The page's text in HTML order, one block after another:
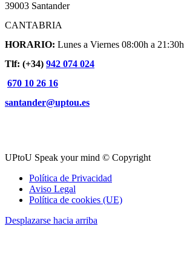
39003 Santander
CANTABRIA
HORARIO: Lunes a Viernes 08:00h a 21:30h
Tlf: (+34) 942 074 024
670 10 26 16
santander@uptou.es
UPtoU Speak your mind © Copyright
Política de Privacidad
Aviso Legal
Política de cookies (UE)
Desplazarse hacia arriba